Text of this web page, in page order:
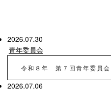
2026.07.30
青年委員会
令和８年 第７回青年委員会
2026.07.06